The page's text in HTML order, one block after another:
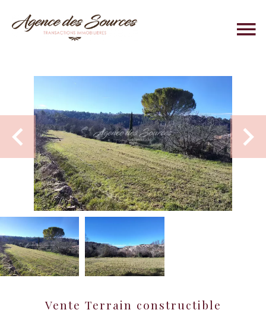
Vente Terrain constructible